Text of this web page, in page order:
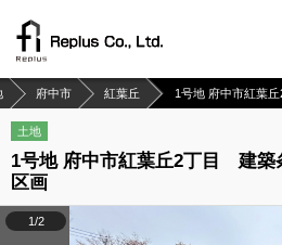
府中市 紅葉丘 1号地 府中市紅葉
土地
1号地 府中市紅葉丘2丁目 建
区画
1/2